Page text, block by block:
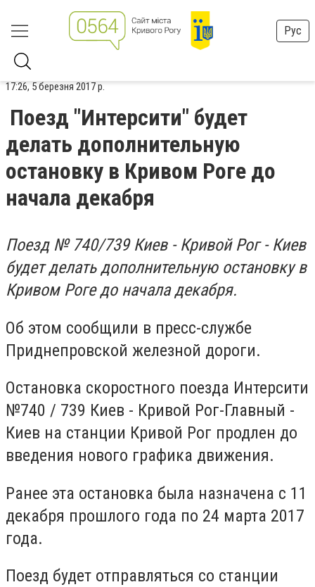
Рус
17:26, 5 березня 2017 р.
Поезд "Интерсити" будет
делать дополнительную
остановку в Кривом Роге до
начала декабря
Поезд № 740/739 Киев - Кривой Рог - Киев
будет делать дополнительную остановку в
Кривом Роге до начала декабря.
Об этом сообщили в пресс-службе
Приднепровской железной дороги.
Остановка скоростного поезда Интерсити
№740 / 739 Киев - Кривой Рог-Главный -
Киев на станции Кривой Рог продлен до
введения нового графика движения.
Ранее эта остановка была назначена с 11
декабря прошлого года по 24 марта 2017
года.
Поезд будет отправляться со станции